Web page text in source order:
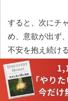
すると、次にチ
め、意欲が出ず
不安を抱え続け
【あわせて読